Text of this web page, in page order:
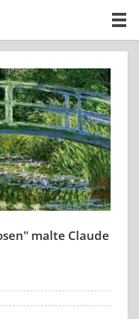
malte Claude